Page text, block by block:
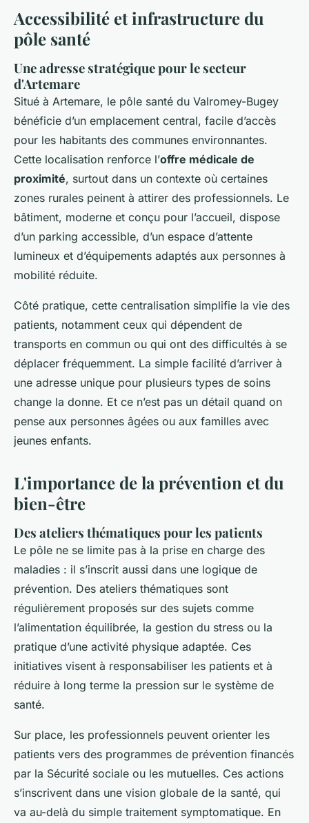
Accessibilité et infrastructure du
pôle santé
Une adresse stratégique pour le secteur
d'Artemare
Situé à Artemare, le pôle santé du Valromey-Bugey
bénéficie d’un emplacement central, facile d’accès
pour les habitants des communes environnantes.
Cette localisation renforce l’offre médicale de
proximité, surtout dans un contexte où certaines
zones rurales peinent à attirer des professionnels. Le
bâtiment, moderne et conçu pour l’accueil, dispose
d’un parking accessible, d’un espace d’attente
lumineux et d’équipements adaptés aux personnes à
mobilité réduite.
Côté pratique, cette centralisation simplifie la vie des
patients, notamment ceux qui dépendent de
transports en commun ou qui ont des difficultés à se
déplacer fréquemment. La simple facilité d’arriver à
une adresse unique pour plusieurs types de soins
change la donne. Et ce n’est pas un détail quand on
pense aux personnes âgées ou aux familles avec
jeunes enfants.
L'importance de la prévention et du
bien-être
Des ateliers thématiques pour les patients
Le pôle ne se limite pas à la prise en charge des
maladies : il s’inscrit aussi dans une logique de
prévention. Des ateliers thématiques sont
régulièrement proposés sur des sujets comme
l’alimentation équilibrée, la gestion du stress ou la
pratique d’une activité physique adaptée. Ces
initiatives visent à responsabiliser les patients et à
réduire à long terme la pression sur le système de
santé.
Sur place, les professionnels peuvent orienter les
patients vers des programmes de prévention financés
par la Sécurité sociale ou les mutuelles. Ces actions
s’inscrivent dans une vision globale de la santé, qui
va au-delà du simple traitement symptomatique. En